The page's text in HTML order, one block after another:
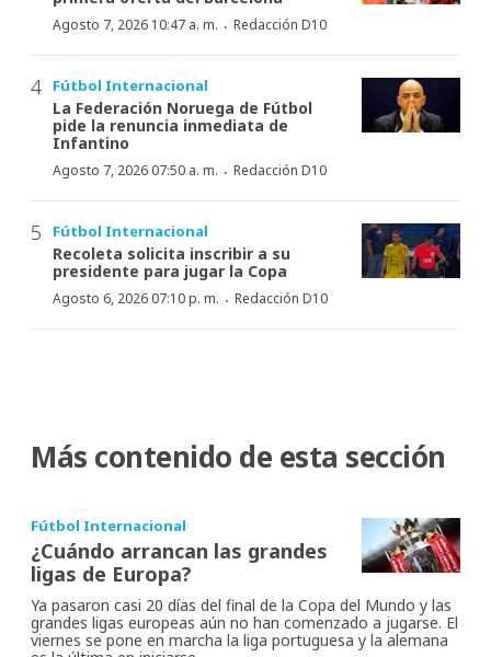
Agosto 7, 2026 10:47 a. m. · Redacción D10
Fútbol Internacional
La Federación Noruega de Fútbol
pide la renuncia inmediata de
Infantino
Agosto 7, 2026 07:50 a. m. · Redacción D10
Fútbol Internacional
Recoleta solicita inscribir a su
presidente para jugar la Copa
Agosto 6, 2026 07:10 p. m. · Redacción D10
Más contenido de esta sección
Fútbol Internacional
¿Cuándo arrancan las grandes
ligas de Europa?
Ya pasaron casi 20 días del final de la Copa del Mundo y las
grandes ligas europeas aún no han comenzado a jugarse. El
viernes se pone en marcha la liga portuguesa y la alemana